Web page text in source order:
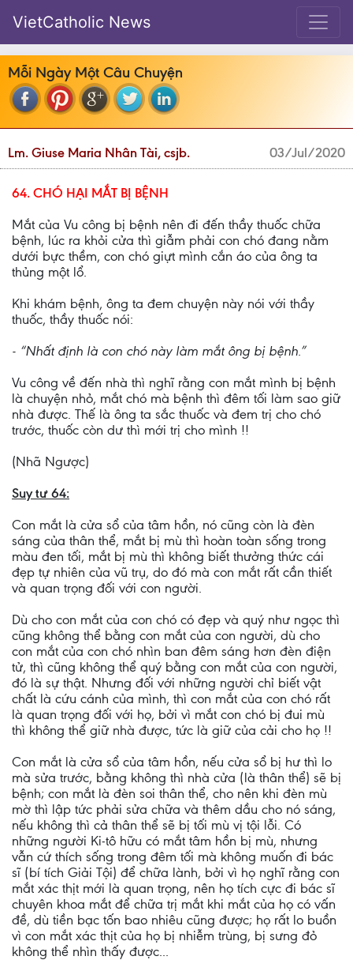
VietCatholic News
Mỗi Ngày Một Câu Chuyện
Lm. Giuse Maria Nhân Tài, csjb. 03/Jul/2020
64. CHÓ HẠI MẮT BỊ BỆNH
Mắt của Vu công bị bệnh nên đi đến thầy thuốc chữa
bệnh, lúc ra khỏi cửa thì giẫm phải con chó đang nằm
dưới bực thềm, con chó giựt mình cắn áo của ông ta
thủng một lổ.
Khi khám bệnh, ông ta đem chuyện này nói với thầy
thuốc, thầy thuốc nói:
- “Nhất định là con chó này làm mắt ông bị bệnh.”
Vu công về đến nhà thì nghĩ rằng con mắt mình bị bệnh
là chuyện nhỏ, mắt chó mà bệnh thì đêm tối làm sao giữ
nhà được. Thế là ông ta sắc thuốc và đem trị cho chó
trước, thuốc còn dư thì mới trị cho mình !!
(Nhã Ngược)
Suy tư 64:
Con mắt là cửa sổ của tâm hồn, nó cũng còn là đèn
sáng của thân thể, mắt bị mù thì hoàn toàn sống trong
màu đen tối, mắt bị mù thì không biết thưởng thức cái
đẹp tự nhiên của vũ trụ, do đó mà con mắt rất cần thiết
và quan trọng đối với con người.
Dù cho con mắt của con chó có đẹp và quý như ngọc thì
cũng không thể bằng con mắt của con người, dù cho
con mắt của con chó nhìn ban đêm sáng hơn đèn điện
tử, thì cũng không thể quý bằng con mắt của con người,
đó là sự thật. Nhưng đối với những người chỉ biết vật
chất là cứu cánh của mình, thì con mắt của con chó rất
là quan trọng đối với họ, bởi vì mắt con chó bị đui mù
thì không thể giữ nhà được, tức là giữ của cải cho họ !!
Con mắt là cửa sổ của tâm hồn, nếu cửa sổ bị hư thì lo
mà sửa trước, bằng không thì nhà cửa (là thân thể) sẽ bị
bệnh; con mắt là đèn soi thân thể, cho nên khi đèn mù
mờ thì lập tức phải sửa chữa và thêm dầu cho nó sáng,
nếu không thì cả thân thể sẽ bị tối mù vị tội lỗi. Có
những người Ki-tô hữu có mắt tâm hồn bị mù, nhưng
vẫn cứ thích sống trong đêm tối mà không muốn đi bác
sĩ (bí tích Giải Tội) để chữa lành, bởi vì họ nghĩ rằng con
mắt xác thịt mới là quan trọng, nên họ tích cực đi bác sĩ
chuyên khoa mắt để chữa trị mắt khi mắt của họ có vấn
đề, dù tiền bạc tốn bao nhiêu cũng được; họ rất lo buồn
vì con mắt xác thịt của họ bị nhiễm trùng, bị sưng đỏ
không thể nhìn thấy được...